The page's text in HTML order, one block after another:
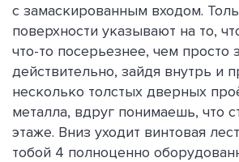
с замаскированным входом.
поверхности указывают на то,
что-то посерьезнее, чем просто
действительно, зайдя внутрь и
несколько толстых дверных
металла, вдруг понимаешь, что
этаже. Вниз уходит винтовая
тобой 4 полноценно